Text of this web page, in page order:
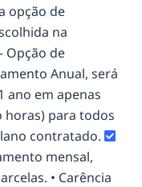
opção de
na
Opção de
Anual, será
ano em apenas
horas) para todos
contratado.
mensal,
• Carência